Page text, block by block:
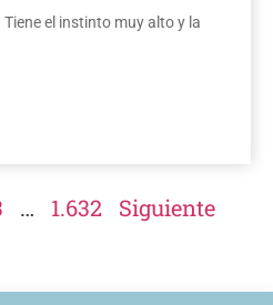
el instinto muy alto y la
… 1.632 Siguiente